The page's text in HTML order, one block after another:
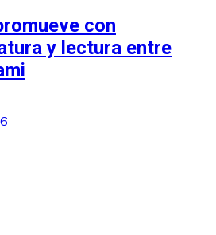
con
y lectura entre